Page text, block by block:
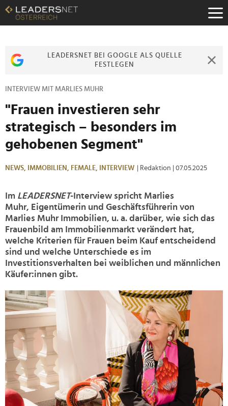
Zum
Inhalt
Zur
Zur
LEADERSNET BEI GOOGLE ALS QUELLE
FESTLEGEN
INTERVIEW MIT MARLIES MUHR
"Frauen investieren sehr
strategisch – besonders im
gehobenen Segment"
NEWS, IMMOBILIEN, FEMALE, INTERVIEW | Redaktion | 07.05.2025
Im LEADERSNET-Interview spricht Marlies
Muhr, Eigentümerin und Geschäftsführerin von
Marlies Muhr Immobilien, u. a. darüber, wie sich das
Frauenbild am Immobilienmarkt verändert hat,
welche Kriterien für Frauen beim Kauf entscheidend
sind und welche Unterschiede es im
Investitionsverhalten bei weiblichen und männlichen
Käufer:innen gibt.
>